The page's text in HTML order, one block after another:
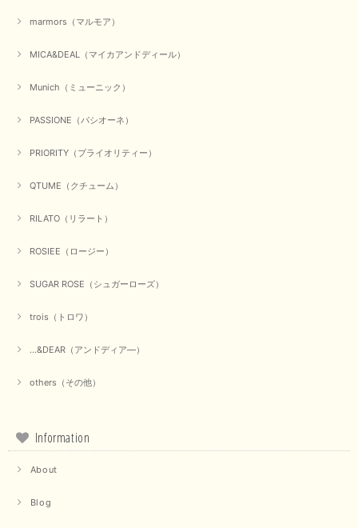
marmors（マルモア）
MICA&DEAL（マイカアンドディール）
Munich（ミューニック）
PASSIONE（パシオーネ）
PRIORITY（プライオリティー）
QTUME（クチューム）
RILATO（リラート）
ROSIEE（ロージー）
SUGAR ROSE（シュガーローズ）
trois（トロワ）
...&DEAR（アンドディア―）
others（その他）
Information
About
Blog